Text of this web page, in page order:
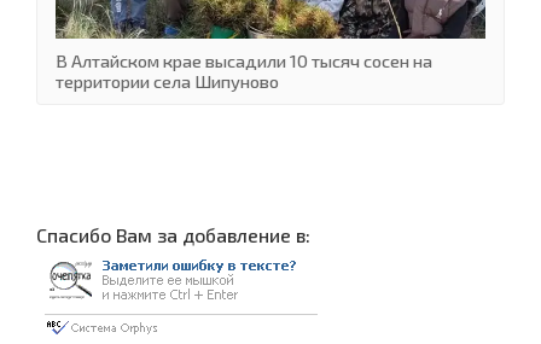
В Алтайском крае высадили 10 тысяч сосен на
территории села Шипуново
Cпасибо Вам за добавление в: